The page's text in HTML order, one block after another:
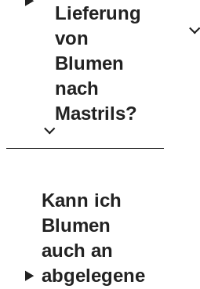
Lieferung
von
Blumen
nach
Mastrils?
Kann ich
Blumen
auch an
abgelegene